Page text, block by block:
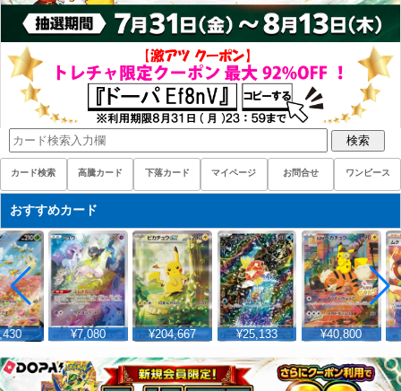
検索
カード検索 高騰カード 下落カード マイページ お問合せ ワンピース
おすすめカード
¥7,080 ¥204,667 ¥25,133 ¥40,800